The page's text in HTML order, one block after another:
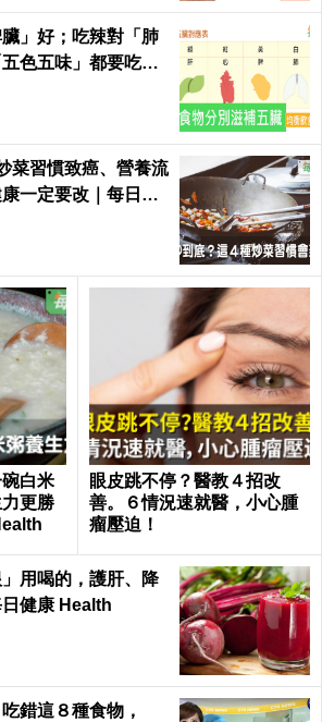
」好；吃辣對「肺
色五味」都要吃，
菜習慣致癌、營養流
一定要改｜每日健
白米
更勝
眼皮跳不停？醫教４招改
善。６情況速就醫，小心腫
瘤壓迫！
用喝的，護肝、降
健康 Health
錯這８種食物，